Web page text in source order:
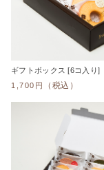
ギフトボックス [6コ入り]
1,700円
（税込）